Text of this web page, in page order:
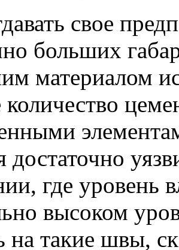
свое
больших
материалом
количество
достаточно
где уровень
высоком
на такие швы,